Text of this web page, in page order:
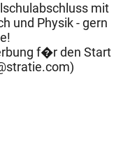
mit
und Physik - gern
f�r den Start